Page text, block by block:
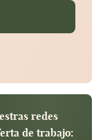
redes
de trabajo: